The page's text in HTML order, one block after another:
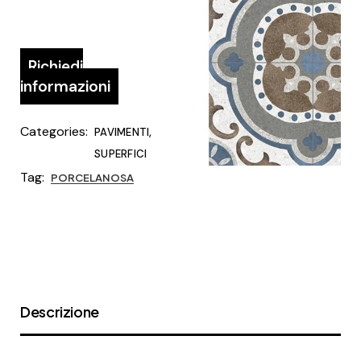
Richiedi
informazioni
Categories: PAVIMENTI,
SUPERFICI
Tag: PORCELANOSA
Descrizione